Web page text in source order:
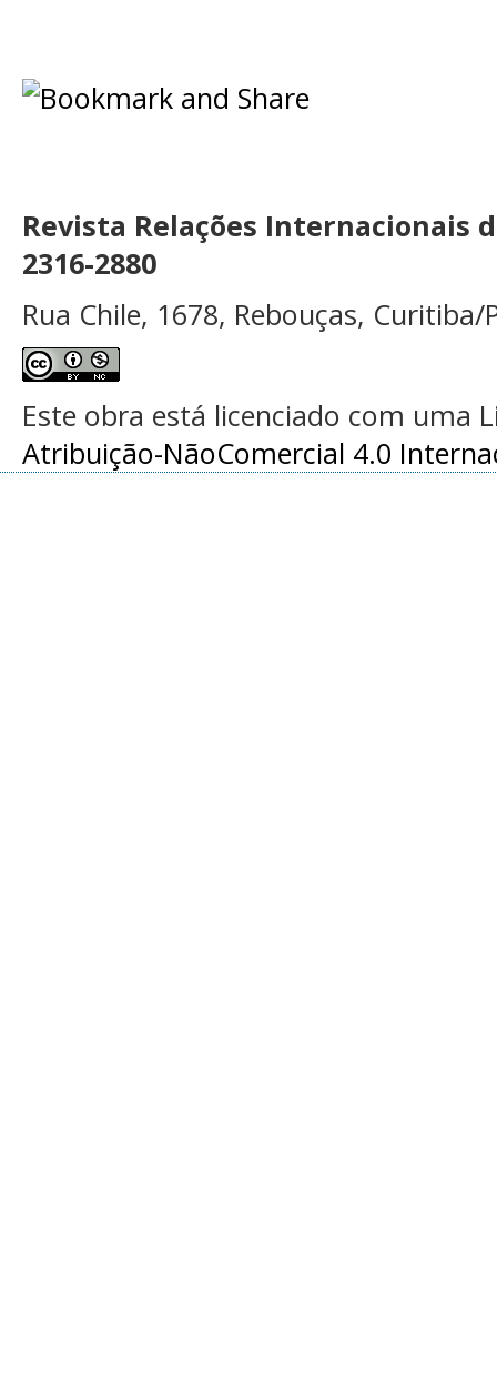
Revista Relações Internacionais
2316-2880
Rua Chile, 1678, Rebouças, Curitiba/
Este obra está licenciado com uma
Atribuição-NãoComercial 4.0